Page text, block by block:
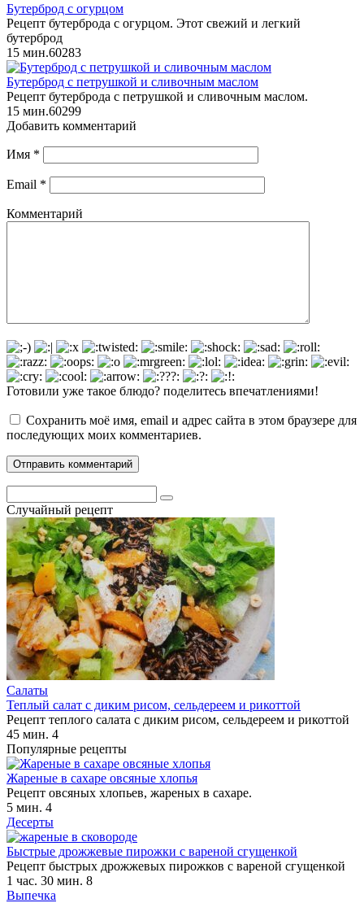
Бутерброд с огурцом
Рецепт бутерброда с огурцом. Этот свежий и легкий
бутерброд
15 мин.60283
Бутерброд с петрушкой и сливочным маслом
Рецепт бутерброда с петрушкой и сливочным маслом.
15 мин.60299
Добавить комментарий
Имя *
Email *
Комментарий
Готовили уже такое блюдо? поделитесь впечатлениями!
Сохранить моё имя, email и адрес сайта в этом браузере для
последующих моих комментариев.
Случайный рецепт
Салаты
Теплый салат с диким рисом, сельдереем и рикоттой
Рецепт теплого салата с диким рисом, сельдереем и рикоттой
45 мин. 4
Популярные рецепты
Жареные в сахаре овсяные хлопья
Рецепт овсяных хлопьев, жареных в сахаре.
5 мин. 4
Десерты
Быстрые дрожжевые пирожки с вареной сгущенкой
Рецепт быстрых дрожжевых пирожков с вареной сгущенкой
1 час. 30 мин. 8
Выпечка